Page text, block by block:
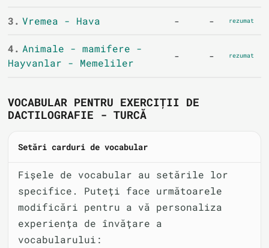
3. Vremea - Hava - - rezumat
4. Animale - mamifere -
Hayvanlar - Memeliler
- - rezumat
VOCABULAR PENTRU EXERCIȚII DE
DACTILOGRAFIE - TURCĂ
Setări carduri de vocabular
Fișele de vocabular au setările lor
specifice. Puteți face următoarele
modificări pentru a vă personaliza
experiența de învățare a
vocabularului: